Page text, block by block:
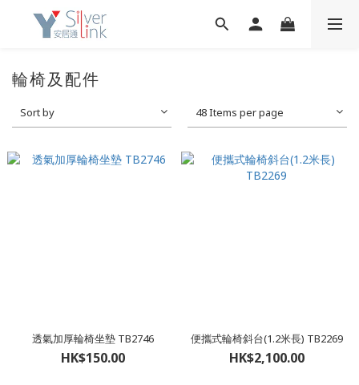
輪椅及配件
Sort by 48 Items per page
透氣加厚輪椅坐墊 TB2746
HK$150.00
便攜式輪椅斜台(1.2米長) TB2269
HK$2,100.00